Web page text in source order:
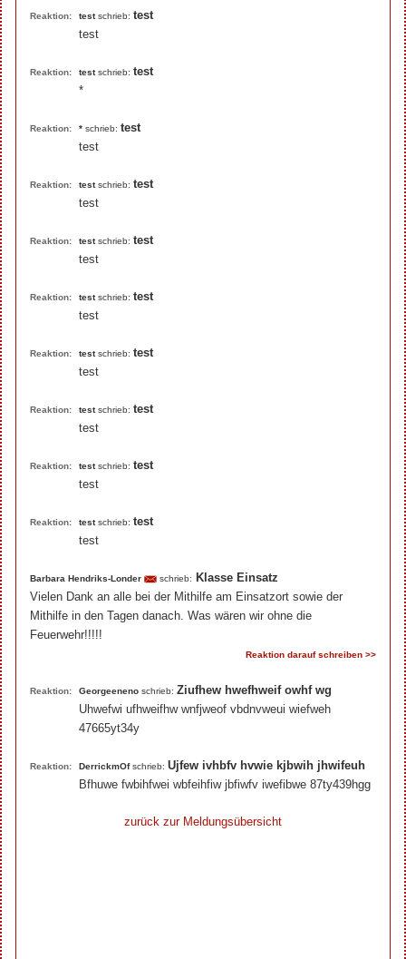
Reaktion: testschrieb: test
test
Reaktion: testschrieb: test
*
Reaktion: * schrieb: test
test
Reaktion: testschrieb: test
test
Reaktion: testschrieb: test
test
Reaktion: testschrieb: test
test
Reaktion: testschrieb: test
test
Reaktion: testschrieb: test
test
Reaktion: testschrieb: test
test
Reaktion: testschrieb: test
test
Barbara Hendriks-Londer schrieb:
Klasse Einsatz
Vielen Dank an alle bei der Mithilfe am Einsatzort sowie der
Mithilfe in den Tagen danach. Was wären wir ohne die
Feuerwehr!!!!!
Reaktion darauf schreiben >>
Reaktion: Georgeeneno schrieb: Ziufhew hwefhweif owhf wg
Uhwefwi ufhweifhw wnfjweof vbdnvweui wiefweh
47665yt34y
Reaktion: DerrickmOfschrieb: Ujfew ivhbfv hvwie kjbwih jhwifeuh
Bfhuwe fwbihfwei wbfeihfiw jbfiwfv iwefibwe 87ty439hgg
zurück zur Meldungsübersicht